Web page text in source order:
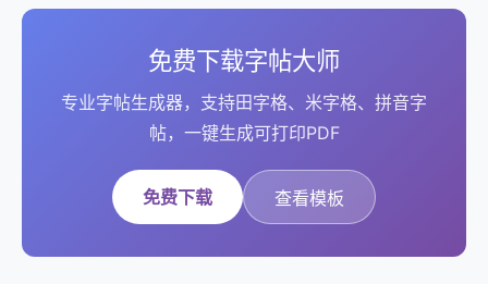
免费下载字帖大师
专业字帖生成器，支持田字格、米字格、拼音字
帖，一键生成可打印PDF
免费下载 查看模板